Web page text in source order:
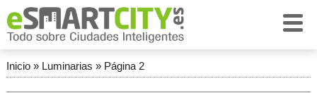
Inicio» Luminarias » Página 2